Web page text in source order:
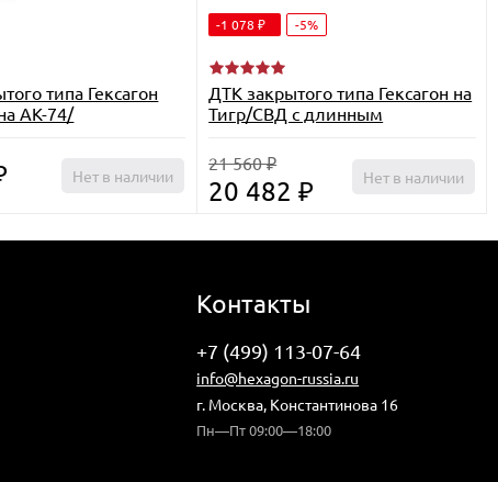
типа Гексагон
АК-74/
Нет в наличии
-1 078 -5%
ДТК закрытого типа Гексагон на
Тигр/СВД с длинным
7,62х54R
21 560 ₽
20 482 Нет в наличии
Контакты
+7 (499) 113-07-64
info@hexagon-russia.ru
г. Москва, Константинова 16
Пн—Пт 09:00—18:00